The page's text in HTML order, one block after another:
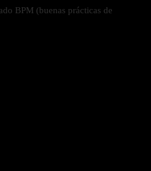
BPM (buenas prácticas de